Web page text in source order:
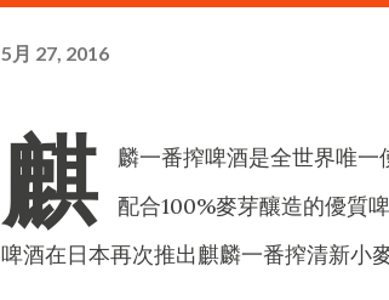
5月 27, 2016
麒
麟一番搾啤酒是全世界唯
配合100%麥芽釀造的優質
啤酒在日本再次推出麒麟一番搾清新小